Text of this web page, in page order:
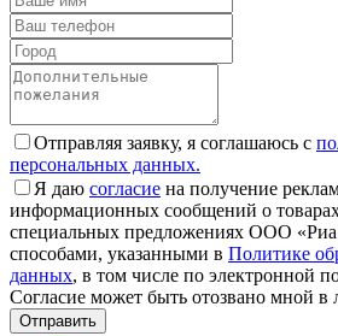
Отправляя заявку, я соглашаюсь с
персональных данных.
Я даю согласие на получение
информационных сообщений о
специальных предложениях ООО «Риа
способами, указанными в Политике
данных, в том числе по электронной
Согласие может быть отозвано мной